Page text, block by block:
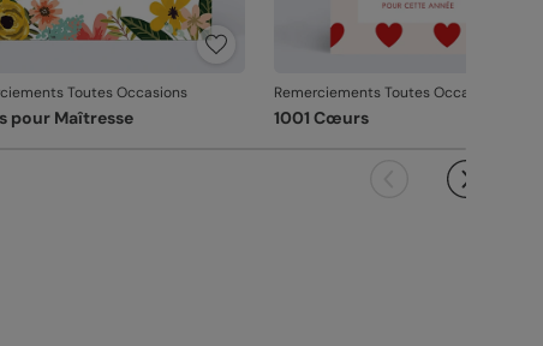
Toutes Occasions
pour Maîtresse
Remerciements Toutes Occasions
1001 Cœurs